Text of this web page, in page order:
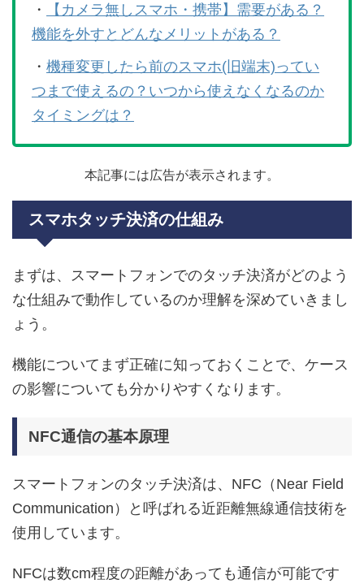
・
【カメラ無しスマホ・携帯】需要がある？
機能を外すとどんなメリットがある？
・ 機種変更したら前のスマホ(旧端末)ってい
つまで使えるの？いつから使えなくなるのか
タイミングは？
本記事には広告が表示されます。
スマホタッチ決済の仕組み
まずは、スマートフォンでのタッチ決済がどのよう
な仕組みで動作しているのか理解を深めていきまし
ょう。
機能についてまず正確に知っておくことで、ケース
の影響についても分かりやすくなります。
NFC通信の基本原理
スマートフォンのタッチ決済は、NFC（Near Field
Communication）と呼ばれる近距離無線通信技術を
使用しています。
NFCは数cm程度の距離があっても通信が可能です